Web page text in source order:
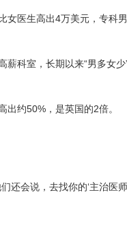
医生高出4万美元，专科
科室，长期以来“男多女少
约50%，是英国的2倍。
会说，去找你的‘主治医师